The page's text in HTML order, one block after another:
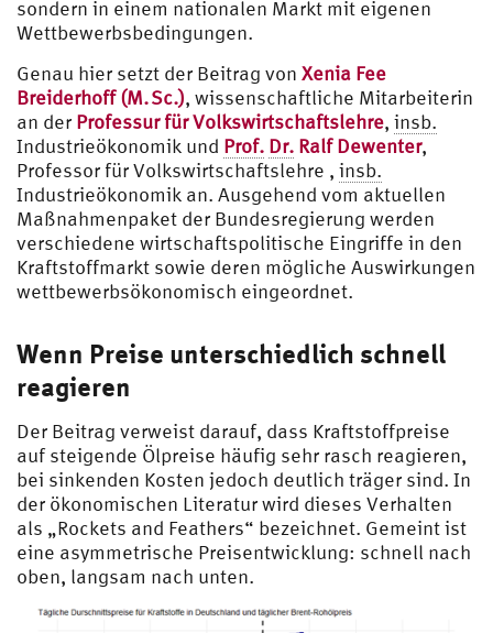
sondern in einem nationalen Markt mit eigenen
Wettbewerbsbedingungen.
Genau hier setzt der Beitrag von Xenia Fee
Breiderhoff (M. Sc.), wissenschaftliche Mitarbeiterin
an der Professur für Volkswirtschaftslehre, insb.
Industrieökonomik und Prof. Dr. Ralf Dewenter,
Professor für Volkswirtschaftslehre , insb.
Industrieökonomik an. Ausgehend vom aktuellen
Maßnahmenpaket der Bundesregierung werden
verschiedene wirtschaftspolitische Eingriffe in den
Kraftstoffmarkt sowie deren mögliche Auswirkungen
wettbewerbsökonomisch eingeordnet.
Wenn Preise unterschiedlich schnell
reagieren
Der Beitrag verweist darauf, dass Kraftstoffpreise
auf steigende Ölpreise häufig sehr rasch reagieren,
bei sinkenden Kosten jedoch deutlich träger sind. In
der ökonomischen Literatur wird dieses Verhalten
als „Rockets and Feathers“ bezeichnet. Gemeint ist
eine asymmetrische Preisentwicklung: schnell nach
oben, langsam nach unten.